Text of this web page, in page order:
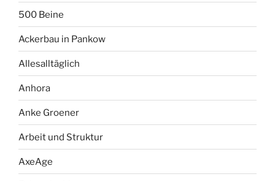
500 Beine
Ackerbau in Pankow
Allesalltäglich
Anhora
Anke Groener
Arbeit und Struktur
AxeAge